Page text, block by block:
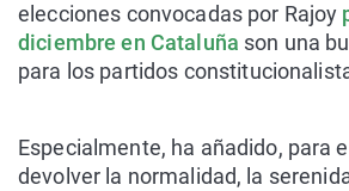
elecciones convocadas por Rajoy
diciembre en Cataluña son una
para los partidos
Especialmente, ha añadido, para
devolver la normalidad, la